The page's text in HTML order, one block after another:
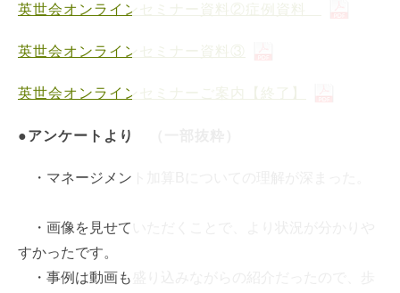
英世会オンラインセミナー資料②症例資料
英世会オンラインセミナー資料③
英世会オンラインセミナーご案内【終了】
●アンケートより （一部抜粋）
・マネージメント加算Bについての理解が深まった。
・画像を見せていただくことで、より状況が分かりや
すかったです。
・事例は動画も盛り込みながらの紹介だったので、歩